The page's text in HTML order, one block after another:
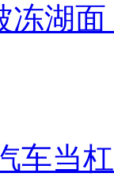
冻湖
车当